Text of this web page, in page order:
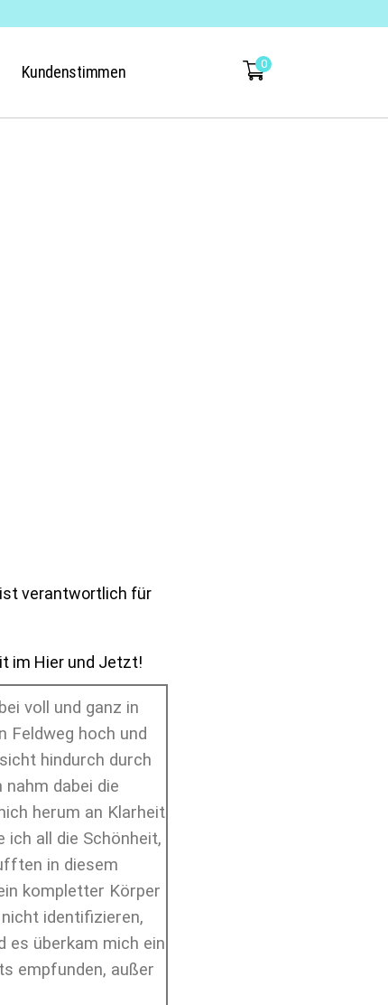
Kundenstimmen 0
ist verantwortlich für
im Hier und Jetzt!
voll und ganz in
Feldweg hoch und
hindurch durch
dabei die
herum an Klarheit
all die Schönheit,
in diesem
kompletter Körper
identifizieren,
es überkam mich ein
empfunden, außer